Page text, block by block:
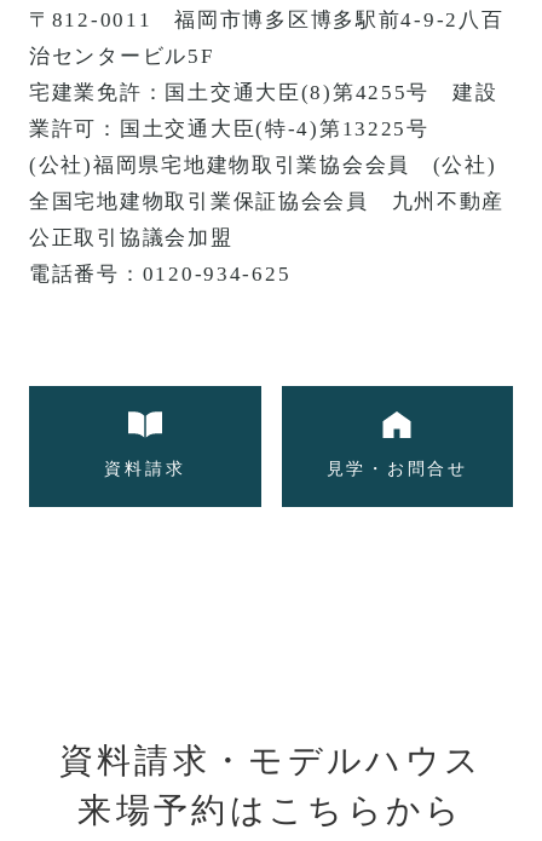
〒812-0011 福岡市博多区博多駅前4-9-2八百
治センタービル5F
宅建業免許：国土交通大臣(8)第4255号 建設
業許可：国土交通大臣(特-4)第13225号
(公社)福岡県宅地建物取引業協会会員 (公社)
全国宅地建物取引業保証協会会員 九州不動産
公正取引協議会加盟
電話番号：0120-934-625
資料請求 見学・お問合せ
資料請求・モデルハウス
来場予約はこちらから